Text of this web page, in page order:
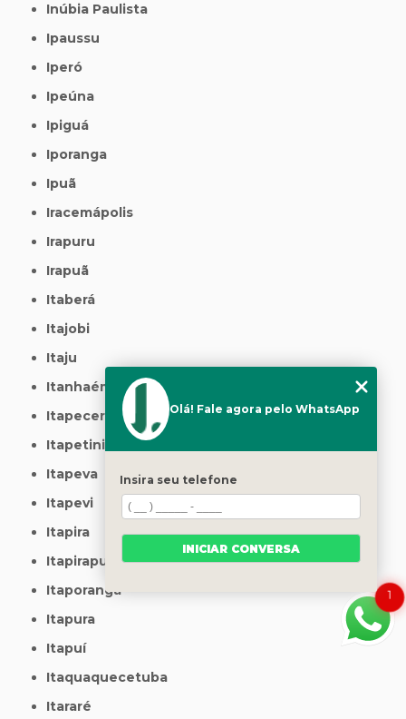
Inúbia Paulista
Ipaussu
Iperó
Ipeúna
Ipiguá
Iporanga
Ipuã
Iracemápolis
Irapuru
Irapuã
Itaberá
Itajobi
Itaju
Itanhaém
Itapecerica da Serra
Itapetininga
Itapeva
Itapevi
Itapira
Itapirapuã Paulista
Itaporanga
Itapura
Itapuí
Itaquaquecetuba
Itararé
1
Olá! Fale agora pelo WhatsApp
Insira seu telefone
INICIAR CONVERSA